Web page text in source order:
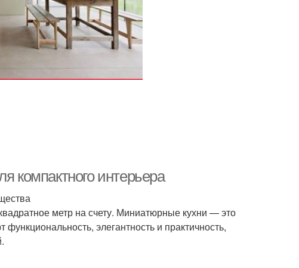
компактного интерьера
метр на счету. Миниатюрные кухни — это
элегантность и практичность,